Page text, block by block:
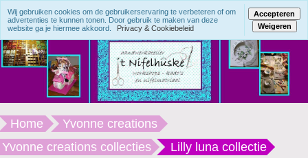
Home
Yvonne creations
Yvonne creations collecties
Lilly luna collectie
Wij gebruiken cookies om de gebruikerservaring te verbeteren of om
advertenties te kunnen tonen. Door gebruik te maken van deze
website ga je hiermee akkoord.
Privacy & Cookiebeleid
Accepteren
Weigeren